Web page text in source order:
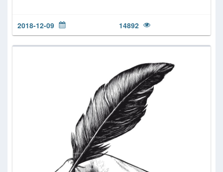
14892
2018-12-09